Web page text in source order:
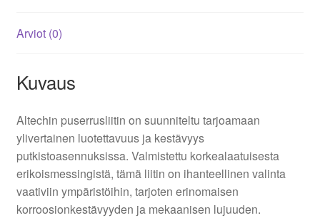
Arviot (0)
Kuvaus
Altechin puserrusliitin on suunniteltu tarjoamaan
ylivertainen luotettavuus ja kestävyys
putkistoasennuksissa. Valmistettu korkealaatuisesta
erikoismessingistä, tämä liitin on ihanteellinen valinta
vaativiin ympäristöihin, tarjoten erinomaisen
korroosionkestävyyden ja mekaanisen lujuuden.